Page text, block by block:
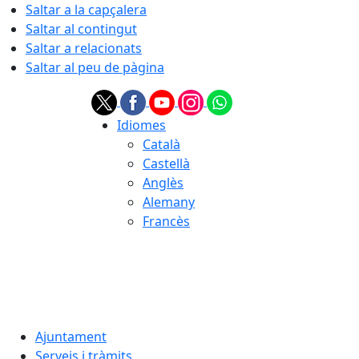
Saltar a la capçalera
Saltar al contingut
Saltar a relacionats
Saltar al peu de pàgina
Idiomes
Català
Castellà
Anglès
Alemany
Francès
Ajuntament